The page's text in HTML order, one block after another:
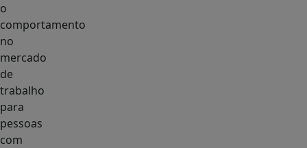
o
comportamento
no
mercado
de
trabalho
para
pessoas
com